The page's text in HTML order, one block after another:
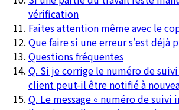
vérification
Faites attention même avec le
Que faire si une erreur s'est déjà
Questions fréquentes
Q. Si je corrige le numéro de
client peut-il être notifié à
Q. Le message « numéro de suivi